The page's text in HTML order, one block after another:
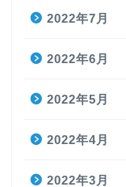
2022年7月
2022年6月
2022年5月
2022年4月
2022年3月